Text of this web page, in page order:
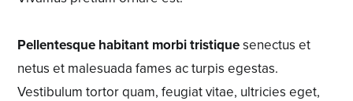
Pellentesque habitant morbi tristiquesenectus et
netus et malesuada fames ac turpis egestas.
Vestibulum tortor quam, feugiat vitae, ultricies eget,